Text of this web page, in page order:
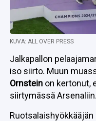
KUVA: ALL OVER PRESS
Jalkapallon
iso siirto. Muun
Ornstein on kertonut,
siirtymässä Arsenaliin.